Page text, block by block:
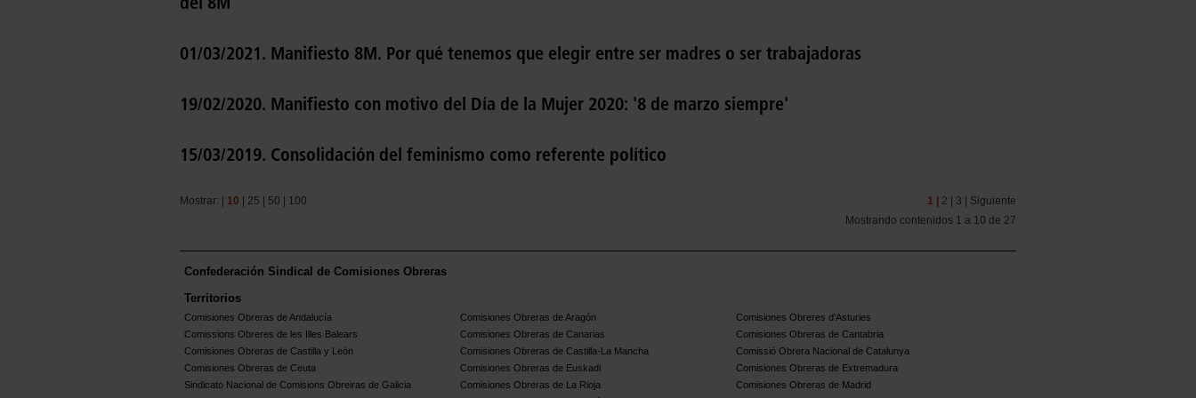
01/03/2021. Manifiesto 8M. Por qué tenemos que elegir entre ser madres o ser trabajadoras
19/02/2020. Manifiesto con motivo del Día de la Mujer 2020: '8 de marzo siempre'
15/03/2019. Consolidación del feminismo como referente político
Mostrar: | 10 25 50 100 1 | 2 | 3 |
Siguiente
Mostrando contenidos 1 a 10 de 27
Confederación Sindical de Comisiones Obreras
Territorios
Comisiones Obreras de Andalucía Comisiones Obreras de Aragón
Comisiones Obreres d'Asturies
Comissions Obreres de les Illes Balears
Comisiones Obreras de Canarias
Comisiones Obreras de Cantabria
Comisiones Obreras de Castilla y León
Comisiones Obreras de Castilla-La Mancha
Comissió Obrera Nacional de Catalunya
Comisiones Obreras de Ceuta
Comisiones Obreras de Euskadi
Comisiones Obreras de Extremadura
Sindicato Nacional de Comisions Obreiras de Galicia
Comisiones Obreras de La Rioja
Comisiones Obreras de Madrid